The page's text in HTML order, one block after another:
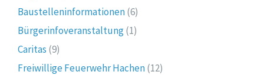
Baustelleninformationen(6)
Bürgerinfoveranstaltung(1)
Caritas (9)
Freiwillige Feuerwehr Hachen(12)